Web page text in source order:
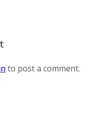
to post a comment.